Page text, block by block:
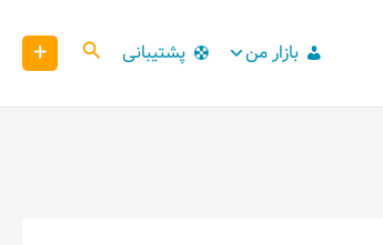
بازار من پشتیبانی کاوش +